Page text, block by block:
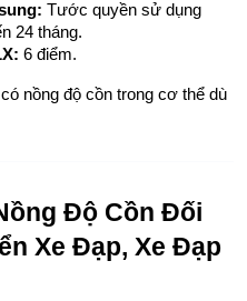
Tước quyền sử dụng
24 tháng.
6 điểm.
nồng độ cồn trong cơ thể dù
Độ Cồn Đối
Xe Đạp, Xe Đạp